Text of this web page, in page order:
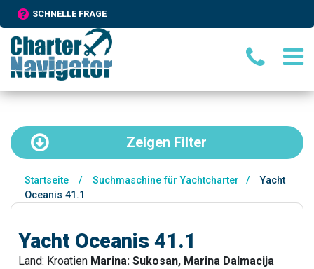
SCHNELLE FRAGE
Zeigen Filter
Startseite / Suchmaschine für Yachtcharter /
Yacht
Oceanis 41.1
Yacht Oceanis 41.1
Land: Kroatien Marina: Sukosan, Marina Dalmacija